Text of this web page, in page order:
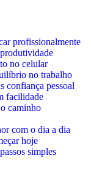
profissionalmente
no celular
no trabalho
confiança pessoal
facilidade
caminho
com o dia a dia
hoje
simples